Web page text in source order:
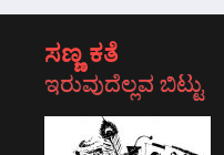
ಸಣ್ಣ ಕತೆ
ಇರುವುದೆಲ್ಲವ ಬಿಟ್ಟು